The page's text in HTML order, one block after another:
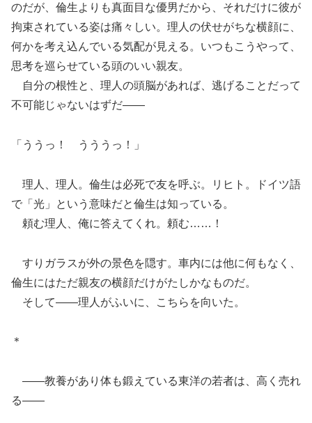
のだが、倫生よりも真面目な優男だから、それだけに彼が
拘束されている姿は痛々しい。理人の伏せがちな横顔に、
何かを考え込んでいる気配が見える。いつもこうやって、
思考を巡らせている頭のいい親友。
自分の根性と、理人の頭脳があれば、逃げることだって
不可能じゃないはずだ――
「ううっ！ うううっ！」
理人、理人。倫生は必死で友を呼ぶ。リヒト。ドイツ語
で「光」という意味だと倫生は知っている。
頼む理人、俺に答えてくれ。頼む……！
すりガラスが外の景色を隠す。車内には他に何もなく、
倫生にはただ親友の横顔だけがたしかなものだ。
そして――理人がふいに、こちらを向いた。
＊
――教養があり体も鍛えている東洋の若者は、高く売れ
る――